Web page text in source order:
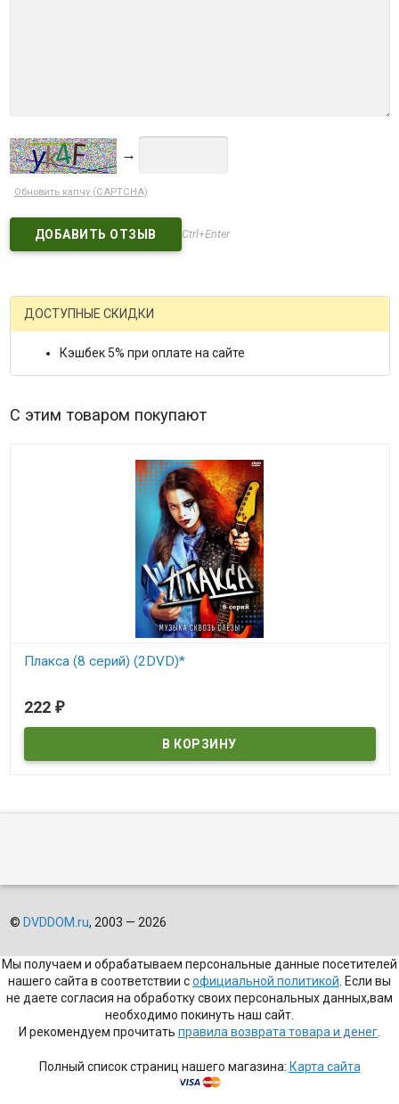
→
Обновить капчу (CAPTCHA)
Ctrl+Enter
ДОСТУПНЫЕ СКИДКИ
Кэшбек 5% при оплате на сайте
С этим товаром покупают
Плакса (8 серий) (2DVD)*
222 ₽
© DVDDOM.ru, 2003 — 2026
Мы получаем и обрабатываем персональные данные посетителей
нашего сайта в соответствии софициальной политикой. Если вы
не даете согласия на обработку своих персональных данных,вам
необходимо покинуть наш сайт.
И рекомендуем прочитать правила возврата товара и денег.
Полный список страниц нашего магазина: Карта сайта